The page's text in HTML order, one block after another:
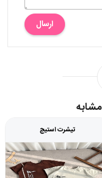
ارسال
تیشرت استیچ